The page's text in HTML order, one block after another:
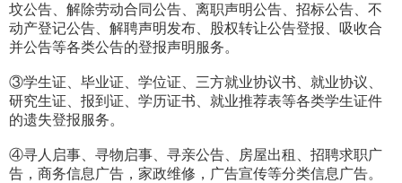
坟公告、解除劳动合同公告、离职声明公告、招标公告、不
动产登记公告、解聘声明发布、股权转让公告登报、吸收合
并公告等各类公告的登报声明服务。
③学生证、毕业证、学位证、三方就业协议书、就业协议、
研究生证、报到证、学历证书、就业推荐表等各类学生证件
的遗失登报服务。
④寻人启事、寻物启事、寻亲公告、房屋出租、招聘求职广
告，商务信息广告，家政维修，广告宣传等分类信息广告。